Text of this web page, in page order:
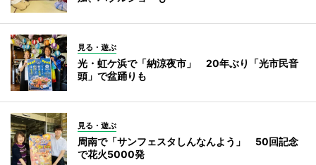
見る・遊ぶ
光・虹ケ浜で「納涼夜市」 20年ぶり「光市民音
頭」で盆踊りも
見る・遊ぶ
周南で「サンフェスタしんなんよう」 50回記念
で花火5000発